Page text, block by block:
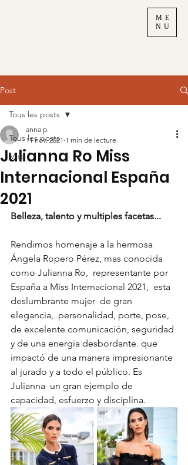
ME
NU
Post
Tous les posts
Miss
Tous les posts
Julianna Ro Miss
Internacional España
2021
anna p.
11 nov. 2021 1 min de lecture
Belleza, talento y multiples facetas...
Rendimos homenaje a la hermosa
Ángela Ropero Pérez, mas conocida
como Julianna Ro,  representante por
España a Miss Internacional 2021,  esta
deslumbrante mujer  de gran
elegancia,  personalidad, porte, pose,
de excelente comunicación, seguridad
y de una energia desbordante. que
impactó de una manera impresionante
al jurado y a todo el público. Es
Julianna  un gran ejemplo de
capacidad, esfuerzo y disciplina.